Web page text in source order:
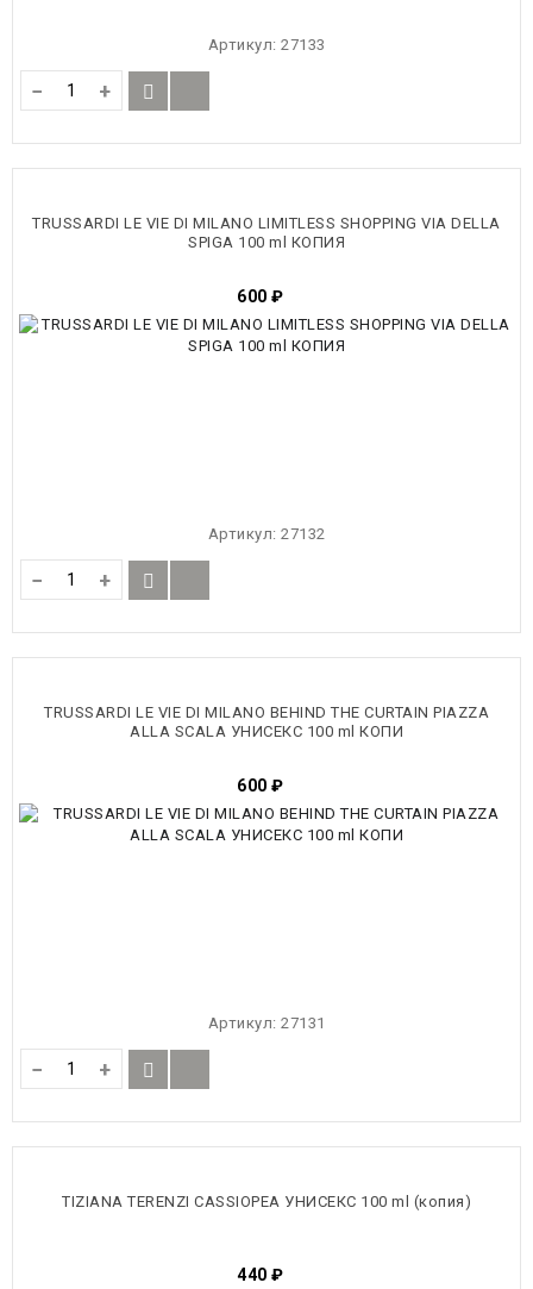
Артикул: 27133
− +
TRUSSARDI LE VIE DI MILANO LIMITLESS SHOPPING VIA DELLA
SPIGA 100 ml КОПИЯ
600 ₽
Артикул: 27132
− +
TRUSSARDI LE VIE DI MILANO BEHIND THE CURTAIN PIAZZA
ALLA SCALA УНИСЕКС 100 ml КОПИ
600 ₽
Артикул: 27131
− +
TIZIANA TERENZI CASSIOPEA УНИСЕКС 100 ml (копия)
440 ₽